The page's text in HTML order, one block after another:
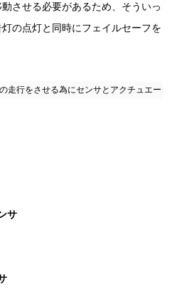
させる必要があるため、そういっ
の点灯と同時にフェイルセーフを
走行をさせる為にセンサとアクチュエータ
サ